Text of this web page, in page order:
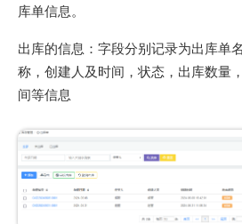
库单信息。
出库的信息：字段分别记录为出库单
称，创建人及时间，状态，出库数量
间等信息